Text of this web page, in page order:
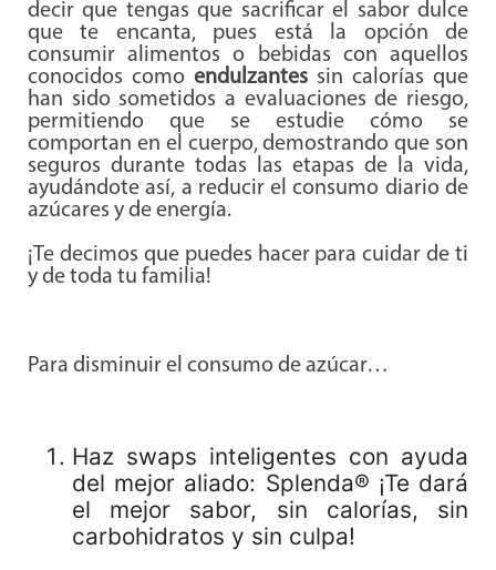
decir que tengas que sacrificar el sabor dulce
que te encanta, pues está la opción de
consumir alimentos o bebidas con aquellos
conocidos como endulzantes sin calorías que
han sido sometidos a evaluaciones de riesgo,
permitiendo que se estudie cómo se
comportan en el cuerpo, demostrando que son
seguros durante todas las etapas de la vida,
ayudándote así, a reducir el consumo diario de
azúcares y de energía.
¡Te decimos que puedes hacer para cuidar de ti
y de toda tu familia!
Para disminuir el consumo de azúcar…
Haz swaps inteligentes con ayuda
del mejor aliado: Splenda® ¡Te dará
el mejor sabor, sin calorías, sin
carbohidratos y sin culpa!